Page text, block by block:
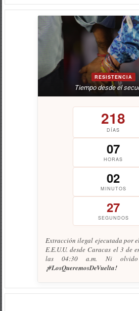
RESISTENCIA
Tiempo desde el
218
DÍAS
07
HORAS
02
MINUTOS
27
SEGUNDOS
Extracción ilegal ejecutada por
E.E.U.U. desde Caracas el 3 de
las 04:30 a.m. Ni
¡#LosQueremosDeVuelta!